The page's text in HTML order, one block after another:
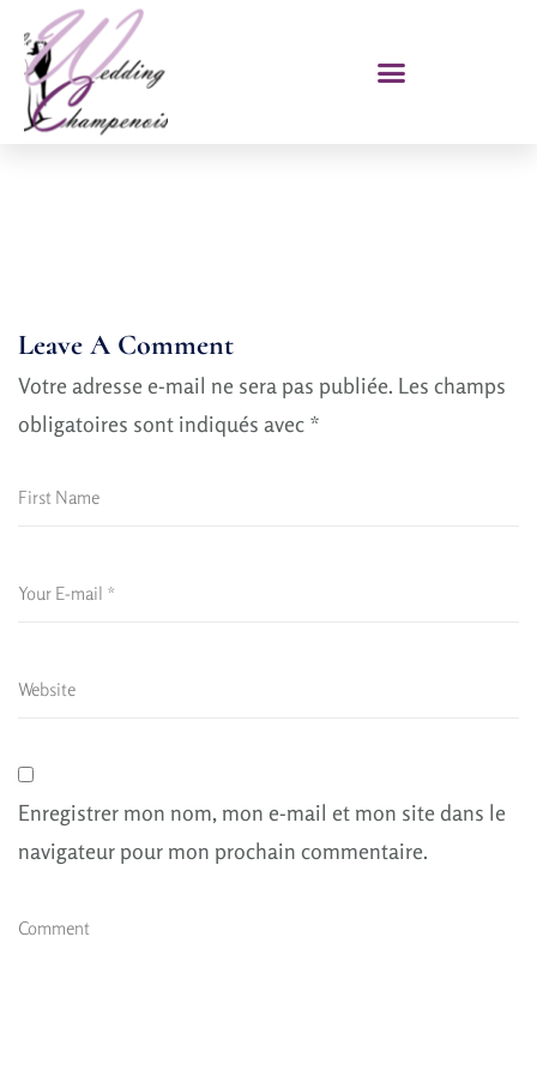
Leave A Comment
Votre adresse e-mail ne sera pas publiée. Les champs
obligatoires sont indiqués avec *
Enregistrer mon nom, mon e-mail et mon site dans le
navigateur pour mon prochain commentaire.